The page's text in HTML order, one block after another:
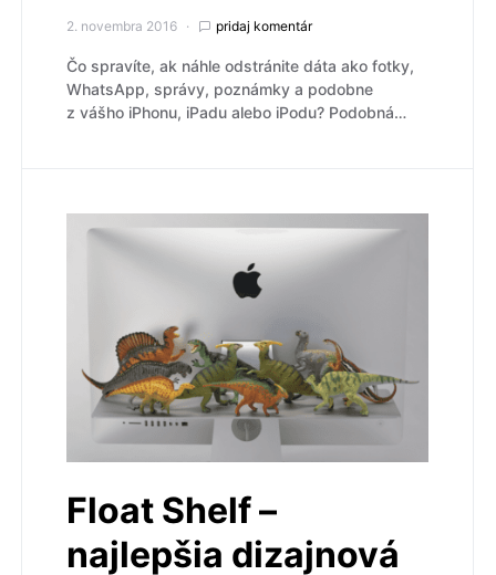
2. novembra 2016 pridaj komentár
Čo spravíte, ak náhle odstránite dáta ako fotky,
WhatsApp, správy, poznámky a podobne
z vášho iPhonu, iPadu alebo iPodu? Podobná…
Float Shelf –
najlepšia dizajnová